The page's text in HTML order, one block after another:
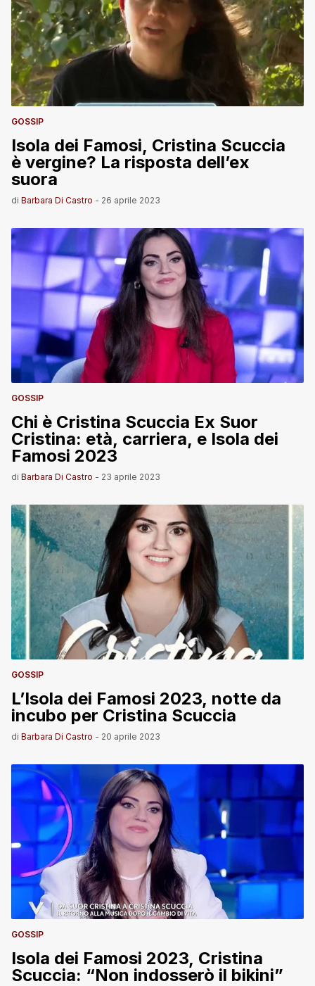
GOSSIP
Isola dei Famosi, Cristina Scuccia
è vergine? La risposta dell’ex
suora
di Barbara Di Castro - 26 aprile 2023
GOSSIP
Chi è Cristina Scuccia Ex Suor
Cristina: età, carriera, e Isola dei
Famosi 2023
di Barbara Di Castro - 23 aprile 2023
GOSSIP
L’Isola dei Famosi 2023, notte da
incubo per Cristina Scuccia
di Barbara Di Castro - 20 aprile 2023
GOSSIP
Isola dei Famosi 2023, Cristina
Scuccia: “Non indosserò il bikini”